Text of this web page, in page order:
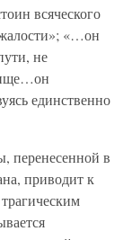
всяческого
«…он
не
единственно
перенесенной в
приводит к